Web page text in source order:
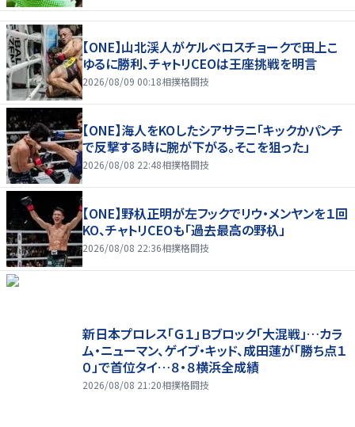
【ONE】山北渓人がケルベロスチョークで田上こ
ゆるに勝利、チャトリCEOは王座挑戦を明言
2026/08/09 00:18相撲格闘技
【ONE】海人をKOしたシアサラニ「キックかパンチ
で反撃する時に腕が下がる。そこを狙った」
2026/08/08 22:48相撲格闘技
【ONE】野杁正明が左フックでリウ・メンヤンを１回
KO、チャトリCEOも「過去最高の野杁」
2026/08/08 22:36相撲格闘技
新日本プロレス「Ｇ１」Ｂブロック「大混戦」…カラ
ム・ニューマン、ゲイブ・キッド、成田蓮が「勝ち点１
０」で首位タイ…８・８横浜全成績
2026/08/08 21:20相撲格闘技